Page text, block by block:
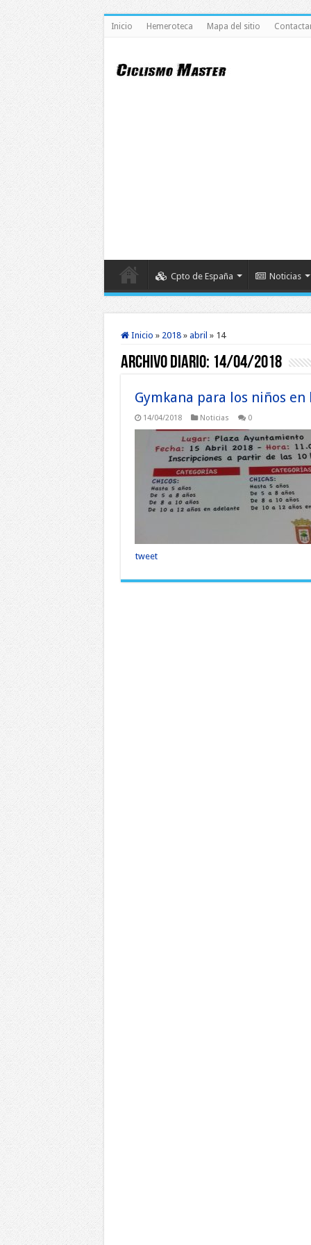
Inicio Hemeroteca Mapa del sitio
Cpto de España Noticias
Inicio » 2018 » abril » 14
Archivo diario: 14/04/2018
Gymkana para los niños
14/04/2018 Noticias 0
tweet